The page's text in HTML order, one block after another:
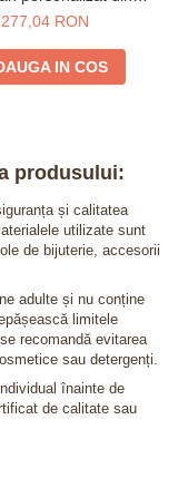
placat cu aur 24K -
Inimioara
277,04 RON
IN COS
produsului:
și calitatea
utilizate sunt
de bijuterie, accesorii
adulte și nu conține
limitele
recomandă evitarea
sau detergenți.
înainte de
de calitate sau